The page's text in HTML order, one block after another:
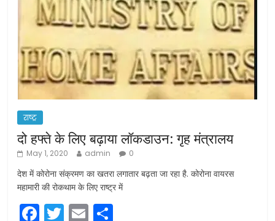
राष्ट्र
दो हफ्ते के लिए बढ़ाया लॉकडाउन: गृह मंत्रालय
May 1, 2020 admin 0
देश में कोरोना संक्रमण का खतरा लगातार बढ़ता जा रहा है. कोरोना वायरस
महामारी की रोकथाम के लिए राष्ट्र में
F T E